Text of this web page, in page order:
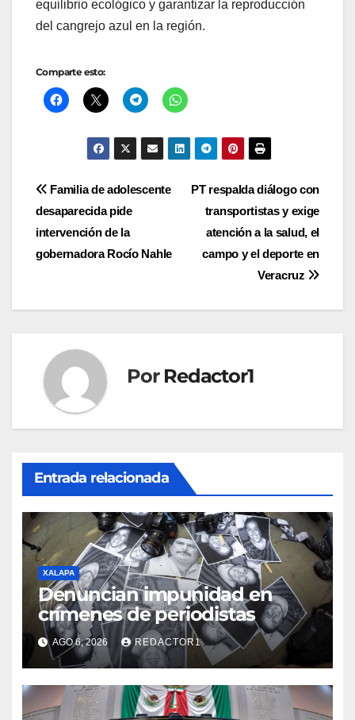
equilibrio ecológico y garantizar la reproducción
del cangrejo azul en la región.
Comparte esto:
Navegación
de
entradas
PT respalda diálogo con
transportistas y exige
atención a la salud, el
campo y el deporte en
Veracruz
Familia de adolescente
desaparecida pide
intervención de la
gobernadora Rocío Nahle
Por Redactor1
Entrada relacionada
XALAPA
Denuncian impunidad en
crímenes de periodistas
AGO 6, 2026 REDACTOR1